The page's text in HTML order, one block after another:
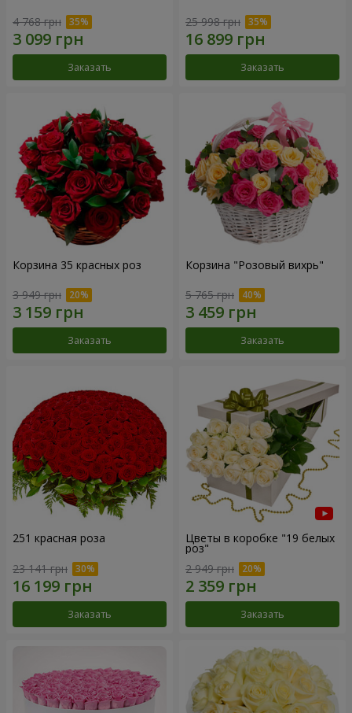
4 768 грн
Заказать
25 998 грн
Заказать
Корзина 35 красных роз
3 949 грн
Заказать
Корзина "Розовый вихрь"
5 765 грн
Заказать
251 красная роза
23 141 грн
Заказать
Цветы в коробке "19 белых
роз"
2 949 грн
Заказать